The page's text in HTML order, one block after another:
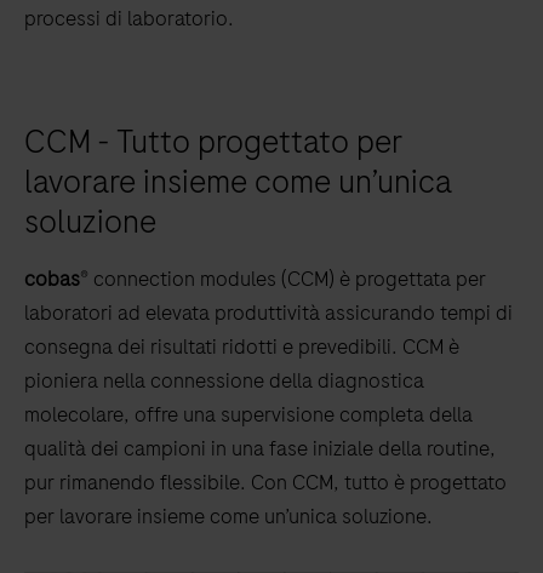
processi di laboratorio.
CCM - Tutto progettato per
lavorare insieme come un’unica
soluzione
cobas® connection modules (CCM) è progettata per
laboratori ad elevata produttività assicurando tempi di
consegna dei risultati ridotti e prevedibili. CCM è
pioniera nella connessione della diagnostica
molecolare, offre una supervisione completa della
qualità dei campioni in una fase iniziale della routine,
pur rimanendo flessibile. Con CCM, tutto è progettato
per lavorare insieme come un’unica soluzione.